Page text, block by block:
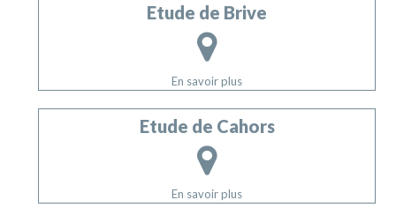
Etude de Brive
En savoir plus
Etude de Cahors
En savoir plus